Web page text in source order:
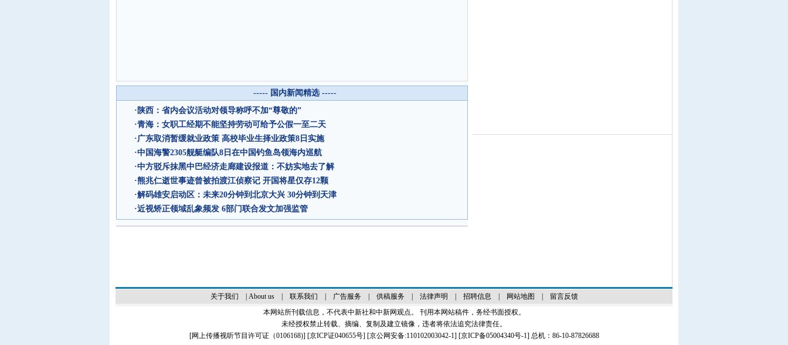
----- 国内新闻精选 -----
· 陕西：省内会议活动对领导称呼不加“尊敬的”
·青海：女职工经期不能坚持劳动可给予公假一至二天
·广东取消暂缓就业政策 高校毕业生择业政策8日实施
·中国海警2305舰艇编队8日在中国钓鱼岛领海内巡航
·中方驳斥抹黑中巴经济走廊建设报道：不妨实地去了解
·熊兆仁逝世事迹曾被拍渡江侦察记 开国将星仅存12颗
·解码雄安启动区：未来20分钟到北京大兴 30分钟到天津
·近视矫正领域乱象频发 6部门联合发文加强监管
关于我们 About us| 联系我们 广告服务| 供稿服务| 法律声明 招聘信息 网站地图
留言反馈
本网站所刊载信息，不代表中新社和中新网观点。 刊用本网站稿件，务经书面授权。
未经授权禁止转载、摘编、复制及建立镜像，违者将依法追究法律责任。
[网上传播视听节目许可证（0106168)] [京ICP证040655号] [京公网安备:110102003042-1] [京ICP备05004340号-1] 总机：86-10-87826688